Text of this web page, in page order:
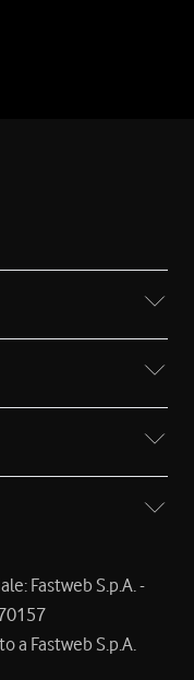
Fastweb S.p.A. -
a Fastweb S.p.A.